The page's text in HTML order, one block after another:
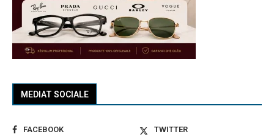
MEDIAT SOCIALE
FACEBOOK
TWITTER